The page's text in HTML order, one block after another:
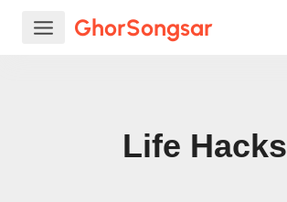
GhorSongsar
Life Hacks